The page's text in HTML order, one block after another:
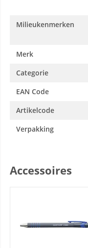
Milieukenmerken
Merk
Categorie
EAN Code
Artikelcode
Verpakking
Accessoires